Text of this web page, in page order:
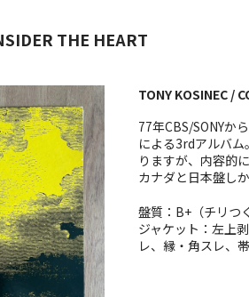
THE HEART
TONY KOSINEC /
77年CBS/SONYか
による3rdアルバ
りますが、内容的
カナダと日本盤し
盤質：B+（チリつ
ジャケット：左上
レ、縁・角スレ、